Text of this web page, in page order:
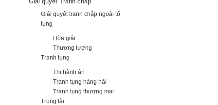
Giải quyết tranh chấp ngoài tố
tụng
Hòa giải
Thương lượng
Tranh tụng
Thi hành án
Tranh tụng hàng hải
Tranh tụng thương mại
Trọng tài